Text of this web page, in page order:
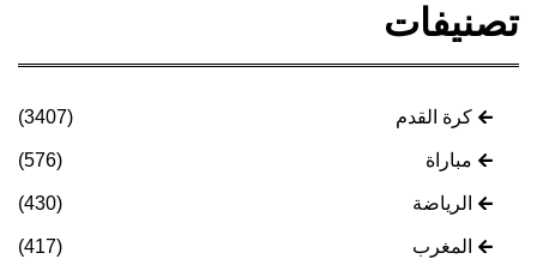
تصنيفات
كرة القدم (3407)
مباراة (576)
الرياضة (430)
المغرب (417)